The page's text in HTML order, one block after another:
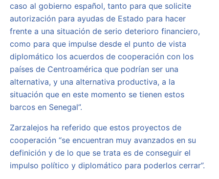
caso al gobierno español, tanto para que solicite
autorización para ayudas de Estado para hacer
frente a una situación de serio deterioro financiero,
como para que impulse desde el punto de vista
diplomático los acuerdos de cooperación con los
países de Centroamérica que podrían ser una
alternativa, y una alternativa productiva, a la
situación que en este momento se tienen estos
barcos en Senegal”.
Zarzalejos ha referido que estos proyectos de
cooperación “se encuentran muy avanzados en su
definición y de lo que se trata es de conseguir el
impulso político y diplomático para poderlos cerrar”.